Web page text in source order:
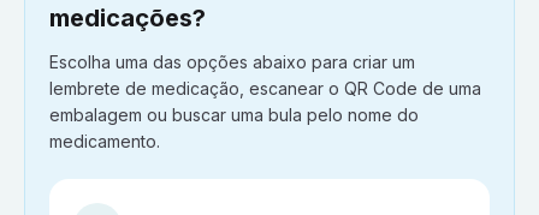
medicações?
Escolha uma das opções abaixo para criar um
lembrete de medicação, escanear o QR Code de uma
embalagem ou buscar uma bula pelo nome do
medicamento.